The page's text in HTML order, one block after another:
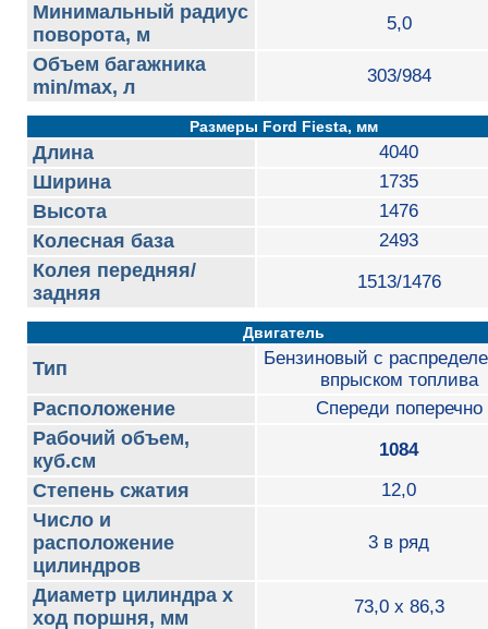
Минимальный радиус
поворота, м
5,0
Объем багажника
min/max, л
303/984
Размеры Ford Fiesta, мм
Длина 4040
Ширина 1735
Высота 1476
Колесная база 2493
Колея передняя/
задняя
1513/1476
Двигатель
Тип
Бензиновый с
впрыском топлива
Расположение Спереди поперечно
Рабочий объем,
куб.см
1084
Степень сжатия 12,0
Число и
расположение
цилиндров
3 в ряд
Диаметр цилиндра х
ход поршня, мм
73,0 x 86,3